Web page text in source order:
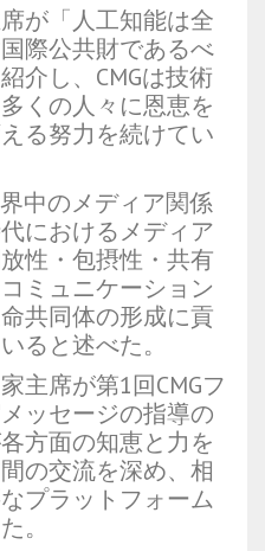
が「人工知能は全
際公共財であるべ
介し、CMGは技術
くの人々に恩恵を
る努力を続けてい
中のメディア関係
におけるメディア
性・包摂性・共有
ミュニケーション
共同体の形成に貢
ると述べた。
主席が第1回CMGフ
ッセージの指導の
方面の知恵と力を
の交流を深め、相
プラットフォーム
。